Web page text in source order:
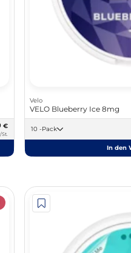
€
St.
Velo
VELO Blueberry Ice 8mg
10 -Pack
In den